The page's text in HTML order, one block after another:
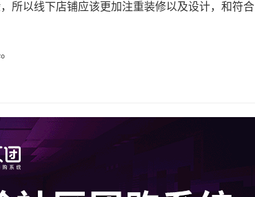
所以线下店铺应该更加注重装修以及设计，和符合